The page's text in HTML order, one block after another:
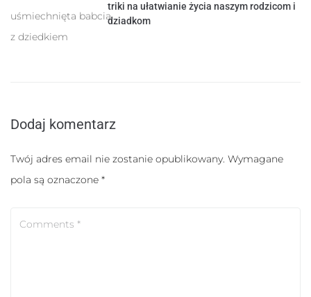
triki na ułatwianie życia naszym rodzicom i
dziadkom
Dodaj komentarz
Twój adres email nie zostanie opublikowany. Wymagane
pola są oznaczone *